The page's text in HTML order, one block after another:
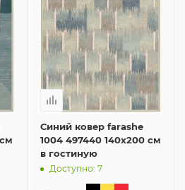
Синий ковер farashe
1004 497440 140x200 см
в гостиную
Доступно: 7